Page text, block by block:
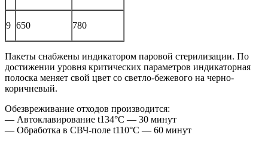
9 650 780
Пакеты снабжены индикатором паровой стерилизации. По
достижении уровня критических параметров индикаторная
полоска меняет свой цвет со светло-бежевого на черно-
коричневый.
Обезвреживание отходов производится:
— Автоклавирование t134°С — 30 минут
— Обработка в СВЧ-поле t110°С — 60 минут